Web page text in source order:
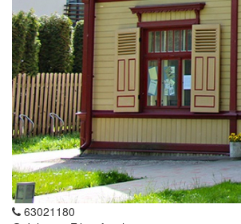
63021180